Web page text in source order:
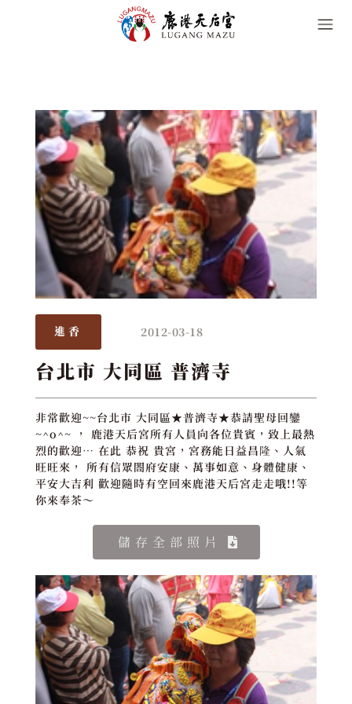
進香 2012-03-18
台北市 大同區 普濟寺
非常歡迎~~台北市 大同區★普濟寺★恭請聖母回鑾
~^o^~ ， 鹿港天后宮所有人員向各位貴賓，致上最熱
烈的歡迎… 在此 恭祝 貴宮，宮務能日益昌隆、人氣
旺旺來， 所有信眾閤府安康、萬事如意、身體健康、
平安大吉利 歡迎隨時有空回來鹿港天后宮走走哦!!等
你來奉茶～
儲存全部照片